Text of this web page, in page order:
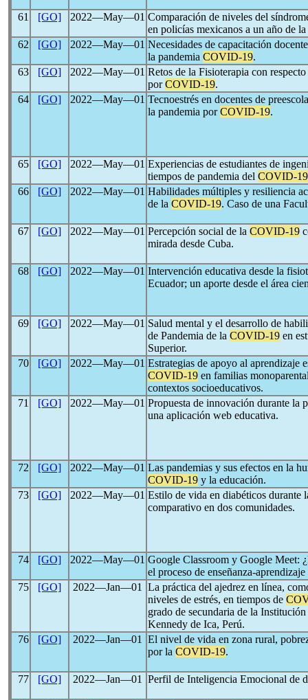
61 [GO] 2022―May―01 Comparación de niveles del
en policías mexicanos a un año de
62
[GO] 2022―May―01 Necesidades de capacitación
la pandemia COVID-19.
63
[GO] 2022―May―01 Retos de la Fisioterapia con
porCOVID-19.
64
[GO] 2022―May―01 Tecnoestrés en docentes de
la pandemia porCOVID-19.
65 [GO] 2022―May―01 Experiencias de estudiantes de
tiempos de pandemia del COVID-19
66
[GO] 2022―May―01 Habilidades múltiples y resiliencia
de la COVID-19. Caso de una
67 [GO] 2022―May―01 Percepción social de la COVID-19
mirada desde Cuba.
68 [GO] 2022―May―01 Intervención educativa desde la
Ecuador; un aporte desde el área
69 [GO] 2022―May―01 Salud mental y el desarrollo de
de Pandemia de la COVID-19 en
Superior.
70
[GO] 2022―May―01 Estrategias de apoyo al aprendizaje
COVID-19 en familias
contextos socioeducativos.
71
[GO] 2022―May―01 Propuesta de innovación durante la
una aplicación web educativa.
72 [GO] 2022―May―01 Las pandemias y sus efectos en la
COVID-19 y la educación.
73
[GO] 2022―May―01 Estilo de vida en diabéticos durante
comparativo en dos comunidades.
74 [GO] 2022―May―01 Google Classroom y Google Meet:
el proceso de enseñanza-
75
[GO] 2022―Jan―01
La práctica del ajedrez en línea,
niveles de estrés, en tiempos de
grado de secundaria de la
Kennedy de Ica, Perú.
76
[GO] 2022―Jan―01
El nivel de vida en zona rural,
por la COVID-19.
77 [GO] 2022―Jan―01 Perfil de Inteligencia Emocional de